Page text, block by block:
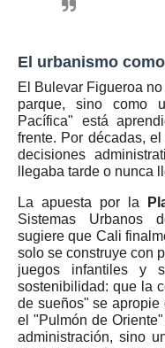
El urbanismo
El Bulevar Figueroa
parque, sino como
Pacífica" está
frente. Por décadas,
decisiones
llegaba tarde o nunca
La apuesta por la
Sistemas Urbanos
sugiere que Cali
solo se construye con
juegos infantiles y
sostenibilidad: que la
de sueños" se apropie
el "Pulmón de
administración, sino